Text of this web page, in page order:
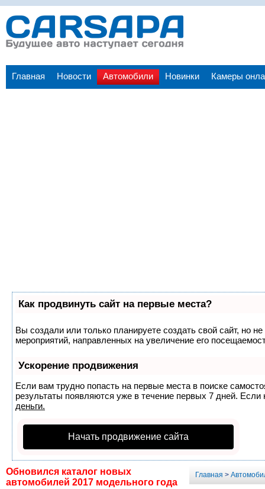
Главная Новости Автомобили Новинки Камеры
Как продвинуть сайт на первые места?
Вы создали или только планируете создать свой сайт, но
мероприятий, направленных на увеличение его
Ускорение продвижения
Если вам трудно попасть на первые места в поиске
результаты появляются уже в течение первых 7 дней.
деньги.
Начать продвижение сайта
Обновился каталог новых
автомобилей 2017 модельного года
Главная >